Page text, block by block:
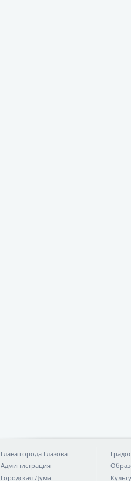
Глава города Глазова
Администрация
Городская Дума